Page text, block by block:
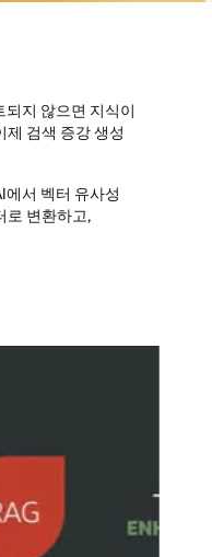
지 않으면 지식이
검색 증강 생성
에서 벡터 유사성
로 변환하고,